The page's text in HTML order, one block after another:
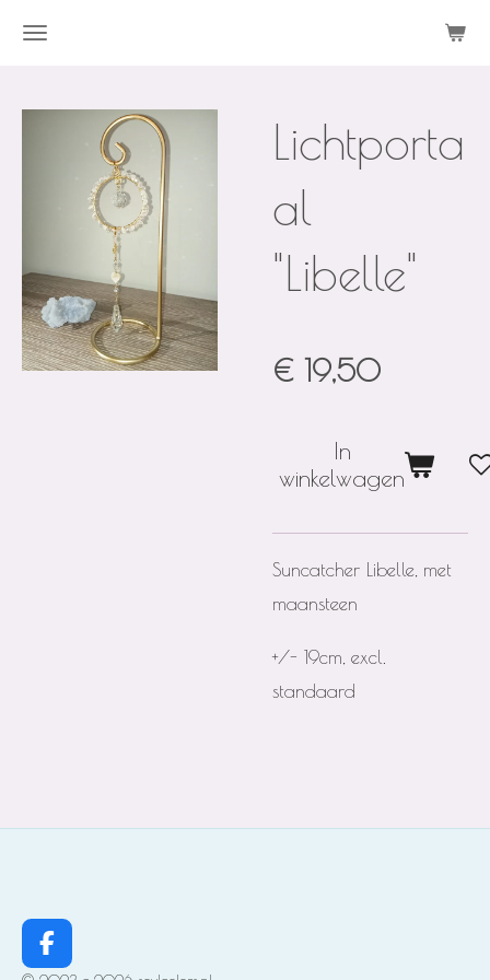
Ga
hoofdinhoud
Lichtporta
al
"Libelle"
€ 19,50
In
winkelwagen
Suncatcher Libelle, met
maansteen
+/- 19cm, excl.
standaard
F
a